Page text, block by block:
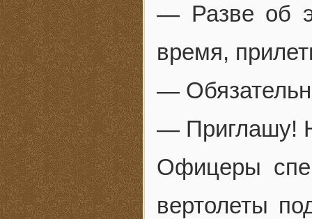
— Разве об
время,
—
— Приглашу!
Офицеры
вертолеты